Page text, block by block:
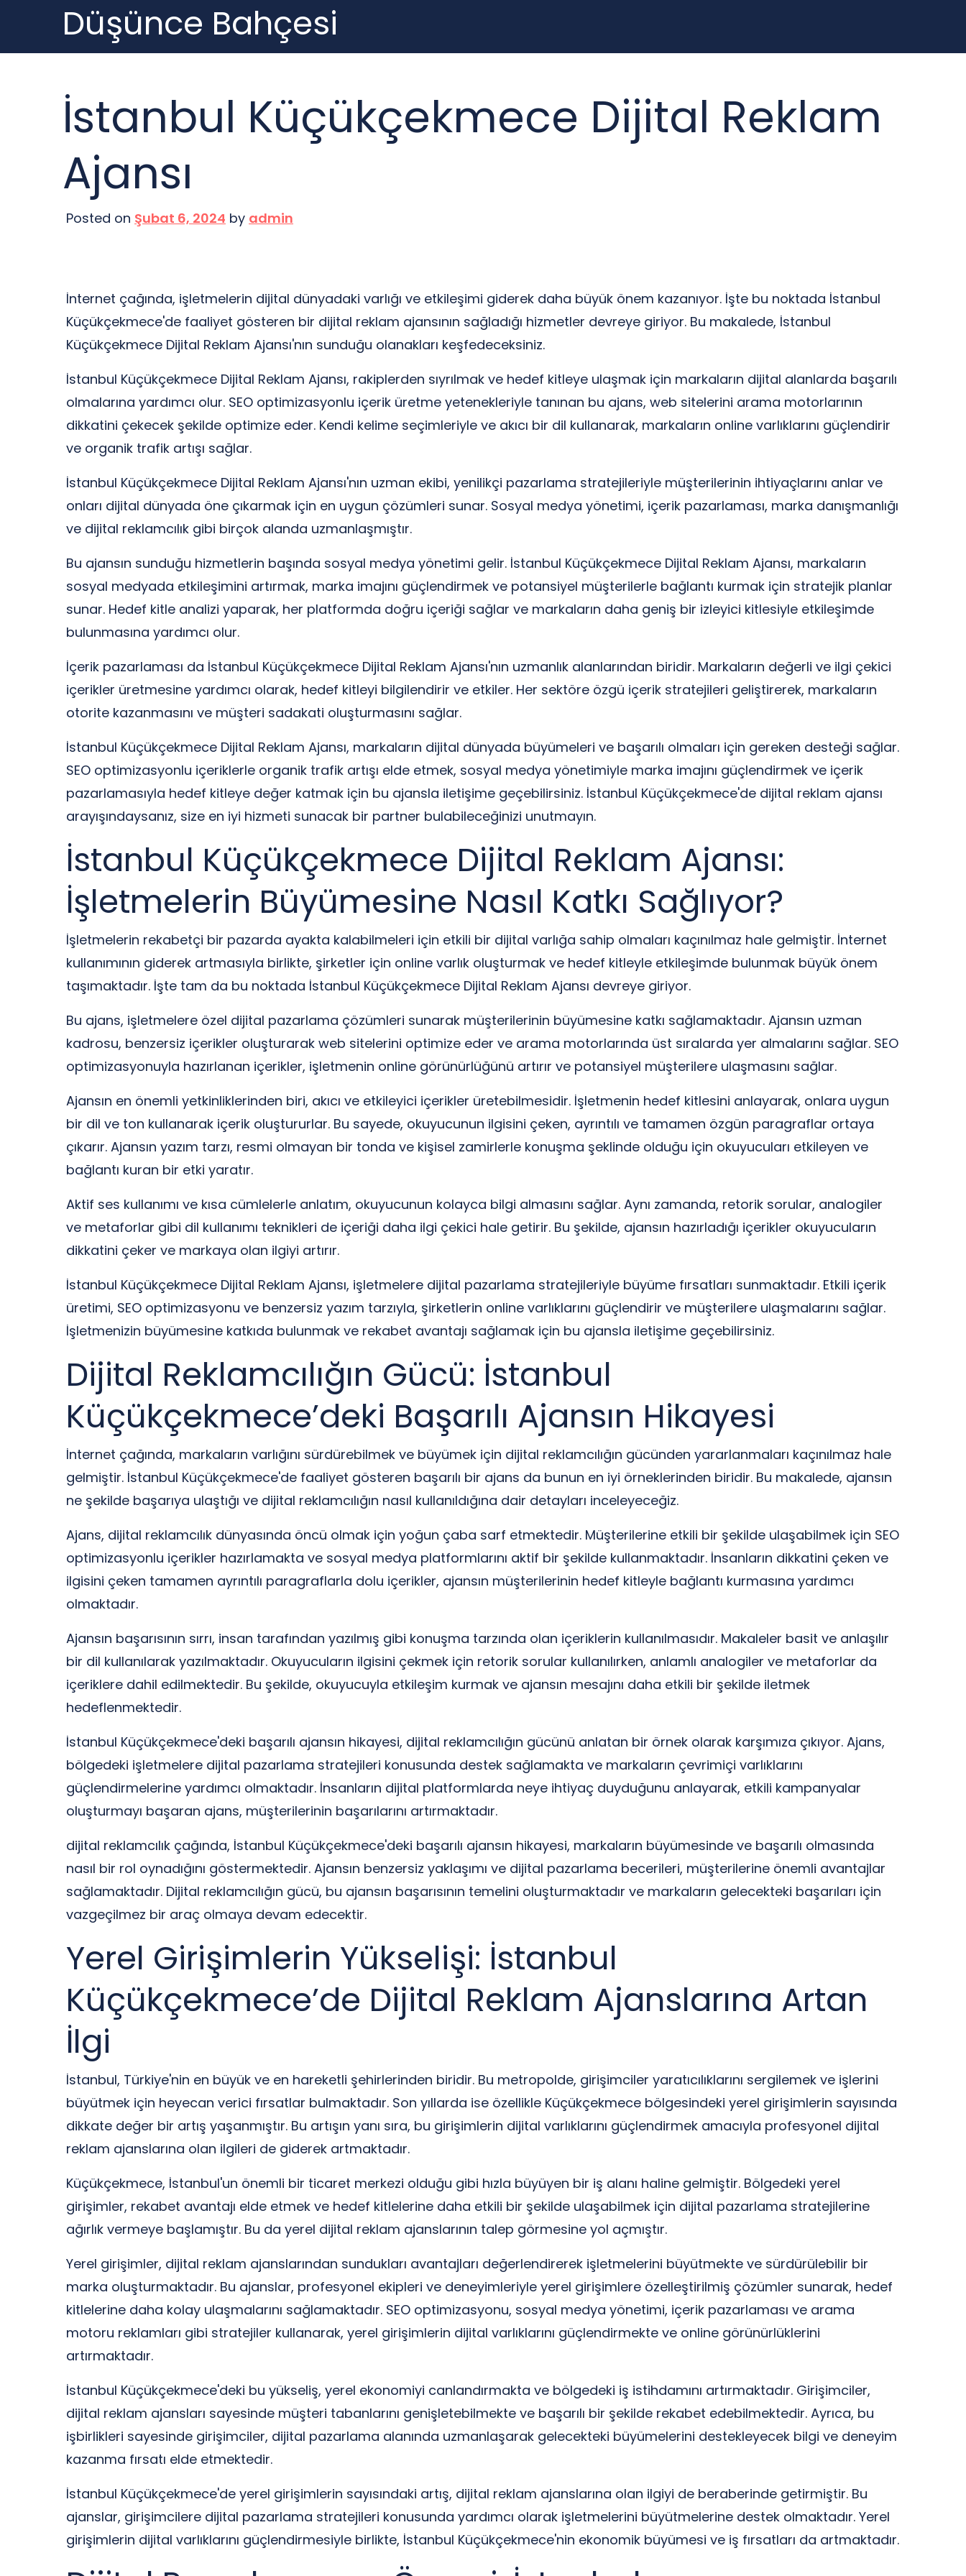
content
Düşünce Bahçesi
İstanbul Küçükçekmece Dijital Reklam
Ajansı
Posted on Şubat 6, 2024 by admin
İnternet çağında, işletmelerin dijital dünyadaki varlığı ve etkileşimi giderek daha büyük önem kazanıyor. İşte bu noktada İstanbul
Küçükçekmece'de faaliyet gösteren bir dijital reklam ajansının sağladığı hizmetler devreye giriyor. Bu makalede, İstanbul
Küçükçekmece Dijital Reklam Ajansı'nın sunduğu olanakları keşfedeceksiniz.
İstanbul Küçükçekmece Dijital Reklam Ajansı, rakiplerden sıyrılmak ve hedef kitleye ulaşmak için markaların dijital alanlarda başarılı
olmalarına yardımcı olur. SEO optimizasyonlu içerik üretme yetenekleriyle tanınan bu ajans, web sitelerini arama motorlarının
dikkatini çekecek şekilde optimize eder. Kendi kelime seçimleriyle ve akıcı bir dil kullanarak, markaların online varlıklarını güçlendirir
ve organik trafik artışı sağlar.
İstanbul Küçükçekmece Dijital Reklam Ajansı'nın uzman ekibi, yenilikçi pazarlama stratejileriyle müşterilerinin ihtiyaçlarını anlar ve
onları dijital dünyada öne çıkarmak için en uygun çözümleri sunar. Sosyal medya yönetimi, içerik pazarlaması, marka danışmanlığı
ve dijital reklamcılık gibi birçok alanda uzmanlaşmıştır.
Bu ajansın sunduğu hizmetlerin başında sosyal medya yönetimi gelir. İstanbul Küçükçekmece Dijital Reklam Ajansı, markaların
sosyal medyada etkileşimini artırmak, marka imajını güçlendirmek ve potansiyel müşterilerle bağlantı kurmak için stratejik planlar
sunar. Hedef kitle analizi yaparak, her platformda doğru içeriği sağlar ve markaların daha geniş bir izleyici kitlesiyle etkileşimde
bulunmasına yardımcı olur.
İçerik pazarlaması da İstanbul Küçükçekmece Dijital Reklam Ajansı'nın uzmanlık alanlarından biridir. Markaların değerli ve ilgi çekici
içerikler üretmesine yardımcı olarak, hedef kitleyi bilgilendirir ve etkiler. Her sektöre özgü içerik stratejileri geliştirerek, markaların
otorite kazanmasını ve müşteri sadakati oluşturmasını sağlar.
İstanbul Küçükçekmece Dijital Reklam Ajansı, markaların dijital dünyada büyümeleri ve başarılı olmaları için gereken desteği sağlar.
SEO optimizasyonlu içeriklerle organik trafik artışı elde etmek, sosyal medya yönetimiyle marka imajını güçlendirmek ve içerik
pazarlamasıyla hedef kitleye değer katmak için bu ajansla iletişime geçebilirsiniz. İstanbul Küçükçekmece'de dijital reklam ajansı
arayışındaysanız, size en iyi hizmeti sunacak bir partner bulabileceğinizi unutmayın.
İstanbul Küçükçekmece Dijital Reklam Ajansı:
İşletmelerin Büyümesine Nasıl Katkı Sağlıyor?
İşletmelerin rekabetçi bir pazarda ayakta kalabilmeleri için etkili bir dijital varlığa sahip olmaları kaçınılmaz hale gelmiştir. İnternet
kullanımının giderek artmasıyla birlikte, şirketler için online varlık oluşturmak ve hedef kitleyle etkileşimde bulunmak büyük önem
taşımaktadır. İşte tam da bu noktada İstanbul Küçükçekmece Dijital Reklam Ajansı devreye giriyor.
Bu ajans, işletmelere özel dijital pazarlama çözümleri sunarak müşterilerinin büyümesine katkı sağlamaktadır. Ajansın uzman
kadrosu, benzersiz içerikler oluşturarak web sitelerini optimize eder ve arama motorlarında üst sıralarda yer almalarını sağlar. SEO
optimizasyonuyla hazırlanan içerikler, işletmenin online görünürlüğünü artırır ve potansiyel müşterilere ulaşmasını sağlar.
Ajansın en önemli yetkinliklerinden biri, akıcı ve etkileyici içerikler üretebilmesidir. İşletmenin hedef kitlesini anlayarak, onlara uygun
bir dil ve ton kullanarak içerik oluştururlar. Bu sayede, okuyucunun ilgisini çeken, ayrıntılı ve tamamen özgün paragraflar ortaya
çıkarır. Ajansın yazım tarzı, resmi olmayan bir tonda ve kişisel zamirlerle konuşma şeklinde olduğu için okuyucuları etkileyen ve
bağlantı kuran bir etki yaratır.
Aktif ses kullanımı ve kısa cümlelerle anlatım, okuyucunun kolayca bilgi almasını sağlar. Aynı zamanda, retorik sorular, analogiler
ve metaforlar gibi dil kullanımı teknikleri de içeriği daha ilgi çekici hale getirir. Bu şekilde, ajansın hazırladığı içerikler okuyucuların
dikkatini çeker ve markaya olan ilgiyi artırır.
İstanbul Küçükçekmece Dijital Reklam Ajansı, işletmelere dijital pazarlama stratejileriyle büyüme fırsatları sunmaktadır. Etkili içerik
üretimi, SEO optimizasyonu ve benzersiz yazım tarzıyla, şirketlerin online varlıklarını güçlendirir ve müşterilere ulaşmalarını sağlar.
İşletmenizin büyümesine katkıda bulunmak ve rekabet avantajı sağlamak için bu ajansla iletişime geçebilirsiniz.
Dijital Reklamcılığın Gücü: İstanbul
Küçükçekmece’deki Başarılı Ajansın Hikayesi
İnternet çağında, markaların varlığını sürdürebilmek ve büyümek için dijital reklamcılığın gücünden yararlanmaları kaçınılmaz hale
gelmiştir. İstanbul Küçükçekmece'de faaliyet gösteren başarılı bir ajans da bunun en iyi örneklerinden biridir. Bu makalede, ajansın
ne şekilde başarıya ulaştığı ve dijital reklamcılığın nasıl kullanıldığına dair detayları inceleyeceğiz.
Ajans, dijital reklamcılık dünyasında öncü olmak için yoğun çaba sarf etmektedir. Müşterilerine etkili bir şekilde ulaşabilmek için SEO
optimizasyonlu içerikler hazırlamakta ve sosyal medya platformlarını aktif bir şekilde kullanmaktadır. İnsanların dikkatini çeken ve
ilgisini çeken tamamen ayrıntılı paragraflarla dolu içerikler, ajansın müşterilerinin hedef kitleyle bağlantı kurmasına yardımcı
olmaktadır.
Ajansın başarısının sırrı, insan tarafından yazılmış gibi konuşma tarzında olan içeriklerin kullanılmasıdır. Makaleler basit ve anlaşılır
bir dil kullanılarak yazılmaktadır. Okuyucuların ilgisini çekmek için retorik sorular kullanılırken, anlamlı analogiler ve metaforlar da
içeriklere dahil edilmektedir. Bu şekilde, okuyucuyla etkileşim kurmak ve ajansın mesajını daha etkili bir şekilde iletmek
hedeflenmektedir.
İstanbul Küçükçekmece'deki başarılı ajansın hikayesi, dijital reklamcılığın gücünü anlatan bir örnek olarak karşımıza çıkıyor. Ajans,
bölgedeki işletmelere dijital pazarlama stratejileri konusunda destek sağlamakta ve markaların çevrimiçi varlıklarını
güçlendirmelerine yardımcı olmaktadır. İnsanların dijital platformlarda neye ihtiyaç duyduğunu anlayarak, etkili kampanyalar
oluşturmayı başaran ajans, müşterilerinin başarılarını artırmaktadır.
dijital reklamcılık çağında, İstanbul Küçükçekmece'deki başarılı ajansın hikayesi, markaların büyümesinde ve başarılı olmasında
nasıl bir rol oynadığını göstermektedir. Ajansın benzersiz yaklaşımı ve dijital pazarlama becerileri, müşterilerine önemli avantajlar
sağlamaktadır. Dijital reklamcılığın gücü, bu ajansın başarısının temelini oluşturmaktadır ve markaların gelecekteki başarıları için
vazgeçilmez bir araç olmaya devam edecektir.
Yerel Girişimlerin Yükselişi: İstanbul
Küçükçekmece’de Dijital Reklam Ajanslarına Artan
İlgi
İstanbul, Türkiye'nin en büyük ve en hareketli şehirlerinden biridir. Bu metropolde, girişimciler yaratıcılıklarını sergilemek ve işlerini
büyütmek için heyecan verici fırsatlar bulmaktadır. Son yıllarda ise özellikle Küçükçekmece bölgesindeki yerel girişimlerin sayısında
dikkate değer bir artış yaşanmıştır. Bu artışın yanı sıra, bu girişimlerin dijital varlıklarını güçlendirmek amacıyla profesyonel dijital
reklam ajanslarına olan ilgileri de giderek artmaktadır.
Küçükçekmece, İstanbul'un önemli bir ticaret merkezi olduğu gibi hızla büyüyen bir iş alanı haline gelmiştir. Bölgedeki yerel
girişimler, rekabet avantajı elde etmek ve hedef kitlelerine daha etkili bir şekilde ulaşabilmek için dijital pazarlama stratejilerine
ağırlık vermeye başlamıştır. Bu da yerel dijital reklam ajanslarının talep görmesine yol açmıştır.
Yerel girişimler, dijital reklam ajanslarından sundukları avantajları değerlendirerek işletmelerini büyütmekte ve sürdürülebilir bir
marka oluşturmaktadır. Bu ajanslar, profesyonel ekipleri ve deneyimleriyle yerel girişimlere özelleştirilmiş çözümler sunarak, hedef
kitlelerine daha kolay ulaşmalarını sağlamaktadır. SEO optimizasyonu, sosyal medya yönetimi, içerik pazarlaması ve arama
motoru reklamları gibi stratejiler kullanarak, yerel girişimlerin dijital varlıklarını güçlendirmekte ve online görünürlüklerini
artırmaktadır.
İstanbul Küçükçekmece'deki bu yükseliş, yerel ekonomiyi canlandırmakta ve bölgedeki iş istihdamını artırmaktadır. Girişimciler,
dijital reklam ajansları sayesinde müşteri tabanlarını genişletebilmekte ve başarılı bir şekilde rekabet edebilmektedir. Ayrıca, bu
işbirlikleri sayesinde girişimciler, dijital pazarlama alanında uzmanlaşarak gelecekteki büyümelerini destekleyecek bilgi ve deneyim
kazanma fırsatı elde etmektedir.
İstanbul Küçükçekmece'de yerel girişimlerin sayısındaki artış, dijital reklam ajanslarına olan ilgiyi de beraberinde getirmiştir. Bu
ajanslar, girişimcilere dijital pazarlama stratejileri konusunda yardımcı olarak işletmelerini büyütmelerine destek olmaktadır. Yerel
girişimlerin dijital varlıklarını güçlendirmesiyle birlikte, İstanbul Küçükçekmece'nin ekonomik büyümesi ve iş fırsatları da artmaktadır.